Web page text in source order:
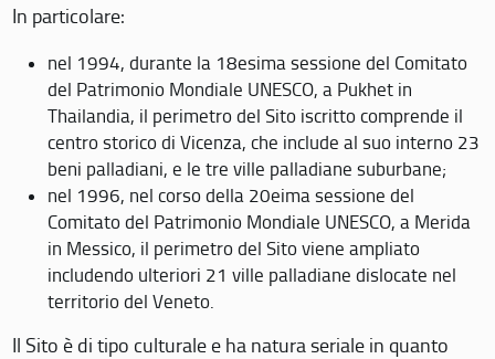
In particolare:
nel 1994, durante la 18esima sessione del Comitato
del Patrimonio Mondiale UNESCO, a Pukhet in
Thailandia, il perimetro del Sito iscritto comprende il
centro storico di Vicenza, che include al suo interno 23
beni palladiani, e le tre ville palladiane suburbane;
nel 1996, nel corso della 20eima sessione del
Comitato del Patrimonio Mondiale UNESCO, a Merida
in Messico, il perimetro del Sito viene ampliato
includendo ulteriori 21 ville palladiane dislocate nel
territorio del Veneto.
Il Sito è di tipo culturale e ha natura seriale in quanto